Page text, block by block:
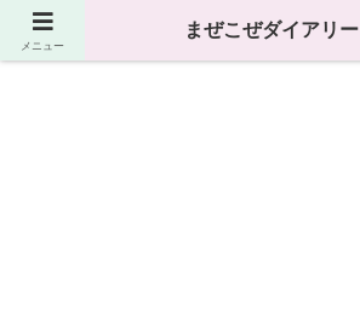
まぜこぜダイアリー
メニュー
まぜこぜダイアリー